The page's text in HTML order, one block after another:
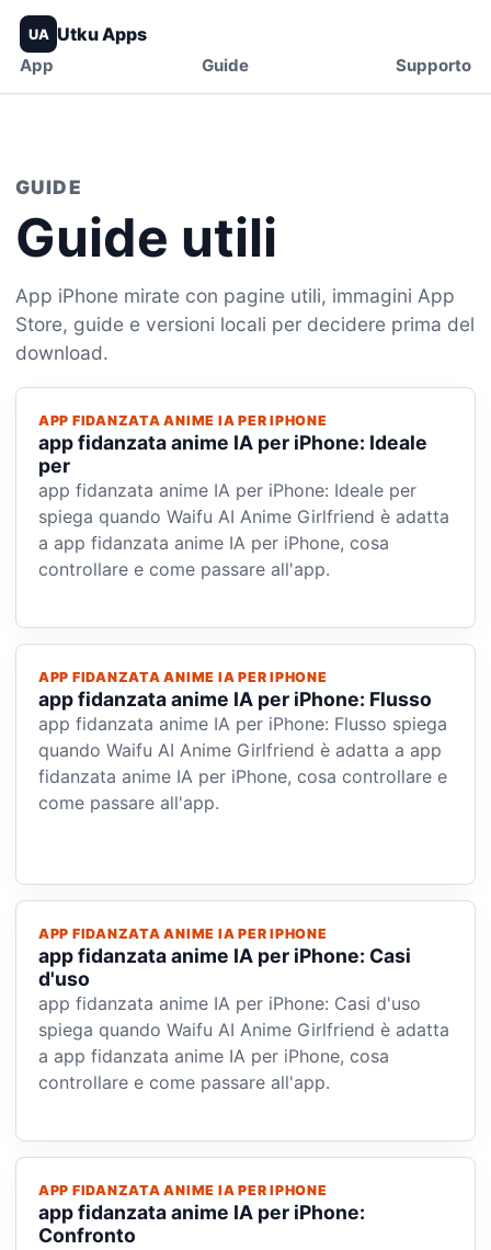
UA Utku Apps
App Guide Supporto
GUIDE
Guide utili
App iPhone mirate con pagine utili, immagini App
Store, guide e versioni locali per decidere prima del
download.
APP FIDANZATA ANIME IA PER IPHONE
app fidanzata anime IA per iPhone: Ideale
per
app fidanzata anime IA per iPhone: Ideale per
spiega quando Waifu AI Anime Girlfriend è adatta
a app fidanzata anime IA per iPhone, cosa
controllare e come passare all'app.
APP FIDANZATA ANIME IA PER IPHONE
app fidanzata anime IA per iPhone: Flusso
app fidanzata anime IA per iPhone: Flusso spiega
quando Waifu AI Anime Girlfriend è adatta a app
fidanzata anime IA per iPhone, cosa controllare e
come passare all'app.
APP FIDANZATA ANIME IA PER IPHONE
app fidanzata anime IA per iPhone: Casi
d'uso
app fidanzata anime IA per iPhone: Casi d'uso
spiega quando Waifu AI Anime Girlfriend è adatta
a app fidanzata anime IA per iPhone, cosa
controllare e come passare all'app.
APP FIDANZATA ANIME IA PER IPHONE
app fidanzata anime IA per iPhone:
Confronto